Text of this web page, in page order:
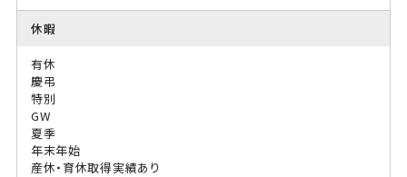
休暇
有休
慶弔
特別
GW
夏季
年末年始
産休・育休取得実績あり